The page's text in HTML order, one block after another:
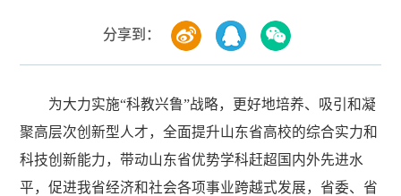
分享到：
为大力实施“科教兴鲁”战略，更好地培养、吸引和凝
聚高层次创新型人才，全面提升山东省高校的综合实力和
科技创新能力，带动山东省优势学科赶超国内外先进水
平，促进我省经济和社会各项事业跨越式发展，省委、省